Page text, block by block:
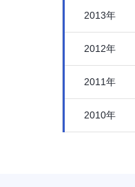
2013年
2012年
2011年
2010年